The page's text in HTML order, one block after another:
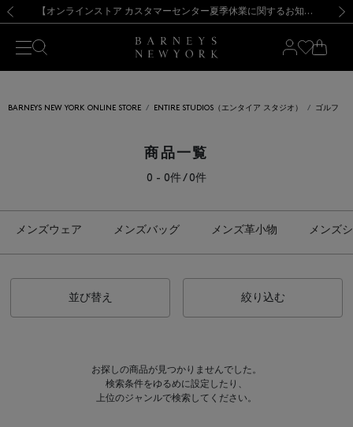
新規登録のお客様も対象！＜MY BARNEYS＞会員のお客様は11,000円（税込）以上のお買上げで常時送料無料！お買い物の際は会員登録を！
【夏季休業に伴う出荷一時停止のお知らせ】(2026.8.7) 【オンラインストア カスタマーセンター夏季休業に関するお知らせ】（2026.8.7）
【夏季休業に伴う返品・交換承り一時停止のお知らせ】（2026.8.5）
熊本県を中心とした地震の影響によるお荷物のお届けについて
【開催中】SUMMER SALEのご案内・ご注意事項 新規登録のお客様も対象！＜MY BARNEYS＞会員のお客様は11,000円（税込）以上のお買上げで常時送料無料！お買い物の際は会員登録を！
【夏季休業に伴う出荷一時停止のお知らせ】(2026.8.7)
BARNEYS NEW YORK ONLINE STORE ENTIRE STUDIOS（エンタイア スタジオ） ゴルフ
商品一覧
0 - 0件 / 0件
メンズウェア メンズバッグ メンズ革小物 メンズ
並び替え 絞り込む
お探しの商品が見つかりませんでした。
検索条件をゆるめに設定したり、
上位のジャンルで検索してください。